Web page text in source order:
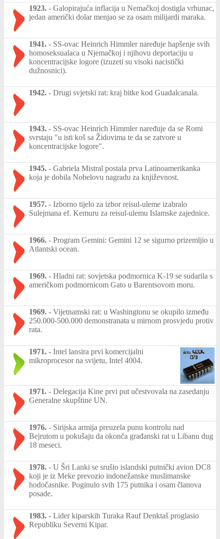
1923. - Galopirajuća inflacija u Nemačkoj dostigla vrhunac,
jedan američki dolar menjao se za osam milijardi maraka.
1941. - SS-ovac Heinrich Himmler naređuje hapšenje svih
homoseksualaca u Njemačkoj i njihovu deportaciju u
koncentracijske logore (izuzeti su visoki nacistički
dužnosnici).
1942. - Drugi svjetski rat: kraj bitke kod Guadalcanala.
1943. - SS-ovac Heinrich Himmler naređuje da se Romi
svrstaju "u isti koš sa Židovima te da se zatvore u
koncentracijske logore".
1945. - Gabriela Mistral postala prva Latinoamerikanka
koja je dobila Nobelovu nagradu za književnost.
1957. - Izborno tijelo za izbor reisul-uleme izabralo
Sulejmana ef. Kemuru za reisul-ulemu Islamske zajednice.
1966. - Program Gemini: Gemini 12 se sigurno prizemljio u
Atlantski ocean.
1969. - Hladni rat: sovjetska podmornica K-19 se sudarila s
američkom podmornicom Gato u Barentsovom moru.
1969. - Vijetnamski rat: u Washingtonu se okupilo između
250.000-500.000 demonstranata u mirnom prosvjedu protiv
rata.
1971. - Intel lansira prvi komercijalni
mikroprocesor na svijetu, Intel 4004.
1971. - Delegacija Kine prvi put učestvovala na zasedanju
Generalne skupštine UN.
1976. - Sirijska armija preuzela punu kontrolu nad
Bejrutom u pokušaju da okonča građanski rat u Libanu dug
18 meseci.
1978. - U Šri Lanki se srušio islandski putnički avion DC8
koji je iz Meke prevozio indonežanske muslimanske
hodočasnike. Poginulo svih 175 putnika i osam članova
posade.
1983. - Lider kiparskih Turaka Rauf Denktaš proglasio
Republiku Severni Kipar.